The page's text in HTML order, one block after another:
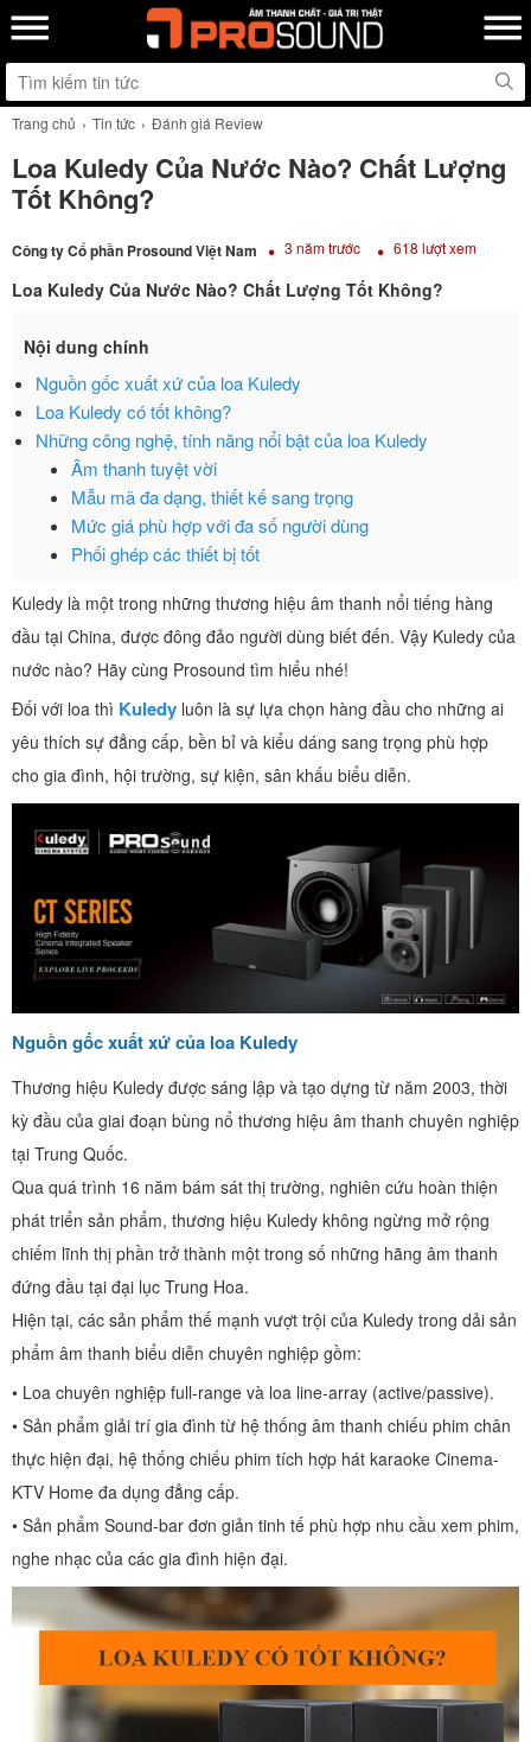
Trang chủ Tin tức Đánh giá Review
Loa Kuledy Của Nước Nào? Chất Lượng
Tốt Không?
Công ty Cổ phần Prosound Việt Nam 3 năm trước 618 lượt xem
Loa Kuledy Của Nước Nào? Chất Lượng Tốt Không?
Nội dung chính
Nguồn gốc xuất xứ của loa Kuledy
Loa Kuledy có tốt không?
Những công nghệ, tính năng nổi bật của loa Kuledy
Âm thanh tuyệt vời
Mẫu mã đa dạng, thiết kế sang trọng
Mức giá phù hợp với đa số người dùng
Phối ghép các thiết bị tốt
Kuledy là một trong những thương hiệu âm thanh nổi tiếng hàng
đầu tại China, được đông đảo người dùng biết đến. Vậy Kuledy của
nước nào? Hãy cùng Prosound tìm hiểu nhé!
Đối với loa thì Kuledy luôn là sự lựa chọn hàng đầu cho những ai
yêu thích sự đẳng cấp, bền bỉ và kiểu dáng sang trọng phù hợp
cho gia đình, hội trường, sự kiện, sân khấu biểu diễn.
Nguồn gốc xuất xứ của loa Kuledy
Thương hiệu Kuledy được sáng lập và tạo dựng từ năm 2003, thời
kỳ đầu của giai đoạn bùng nổ thương hiệu âm thanh chuyên nghiệp
tại Trung Quốc.
Qua quá trình 16 năm bám sát thị trường, nghiên cứu hoàn thiện
phát triển sản phẩm, thương hiệu Kuledy không ngừng mở rộng
chiếm lĩnh thị phần trở thành một trong số những hãng âm thanh
đứng đầu tại đại lục Trung Hoa.
Hiện tại, các sản phẩm thế mạnh vượt trội của Kuledy trong dải sản
phẩm âm thanh biểu diễn chuyên nghiệp gồm:
• Loa chuyên nghiệp full-range và loa line-array (active/passive).
• Sản phẩm giải trí gia đình từ hệ thống âm thanh chiếu phim chân
thực hiện đại, hệ thống chiếu phim tích hợp hát karaoke Cinema-
KTV Home đa dụng đẳng cấp.
• Sản phẩm Sound-bar đơn giản tinh tế phù hợp nhu cầu xem phim,
nghe nhạc của các gia đình hiện đại.